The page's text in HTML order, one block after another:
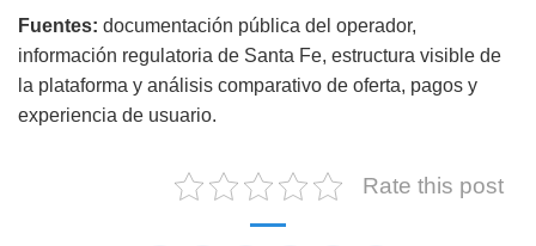
Fuentes: documentación pública del operador,
información regulatoria de Santa Fe, estructura visible de
la plataforma y análisis comparativo de oferta, pagos y
experiencia de usuario.
Rate this post